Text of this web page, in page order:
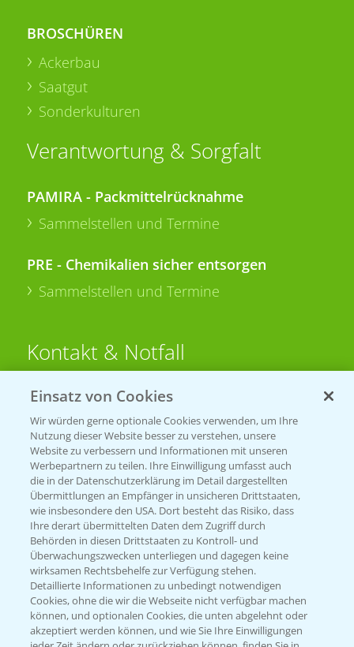
BROSCHÜREN
Ackerbau
Saatgut
Sonderkulturen
Verantwortung & Sorgfalt
PAMIRA - Packmittelrücknahme
Sammelstellen und Termine
PRE - Chemikalien sicher entsorgen
Sammelstellen und Termine
Kontakt & Notfall
Beratung auf WhatsApp
T.+49 (0)174 346 564 1
KONTAKT
Hilfe in Notfällen
T.+49 (0)214/30-20220
Einsatz von Cookies
Wir würden gerne optionale Cookies verwenden, um Ihre
Nutzung dieser Website besser zu verstehen, unsere
Website zu verbessern und Informationen mit unseren
Werbepartnern zu teilen. Ihre Einwilligung umfasst auch
die in der Datenschutzerklärung im Detail dargestellten
Übermittlungen an Empfänger in unsicheren Drittstaaten,
wie insbesondere den USA. Dort besteht das Risiko, dass
Ihre derart übermittelten Daten dem Zugriff durch
Behörden in diesen Drittstaaten zu Kontroll- und
Überwachungszwecken unterliegen und dagegen keine
wirksamen Rechtsbehelfe zur Verfügung stehen.
Detaillierte Informationen zu unbedingt notwendigen
Cookies, ohne die wir die Webseite nicht verfügbar machen
können, und optionalen Cookies, die unten abgelehnt oder
akzeptiert werden können, und wie Sie Ihre Einwilligungen